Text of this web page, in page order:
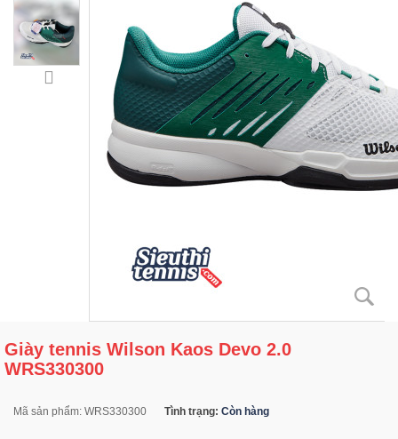
Giày tennis Wilson Kaos Devo 2.0
WRS330300
Mã sản phẩm: WRS330300 Tình trạng: Còn hàng